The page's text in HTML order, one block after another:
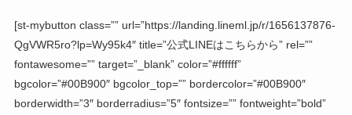
[st-mybutton class=”” url=”https://landing.lineml.jp/r/1656137876-
QgVWR5ro?lp=Wy95k4″ title=”公式LINEはこちらから” rel=””
fontawesome=”” target=”_blank” color=”#ffffff”
bgcolor=”#00B900″ bgcolor_top=”” bordercolor=”#00B900″
borderwidth=”3″ borderradius=”5″ fontsize=”” fontweight=”bold”